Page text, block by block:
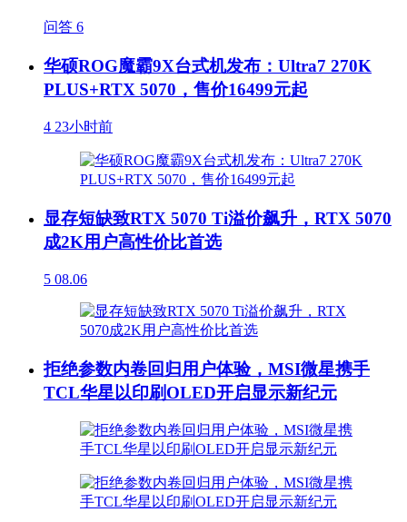
问答 6
华硕ROG魔霸9X台式机发布：Ultra7 270K
PLUS+RTX 5070，售价16499元起
4 23小时前
显存短缺致RTX 5070 Ti溢价飙升，RTX 5070
成2K用户高性价比首选
5 08.06
拒绝参数内卷回归用户体验，MSI微星携手
TCL华星以印刷OLED开启显示新纪元